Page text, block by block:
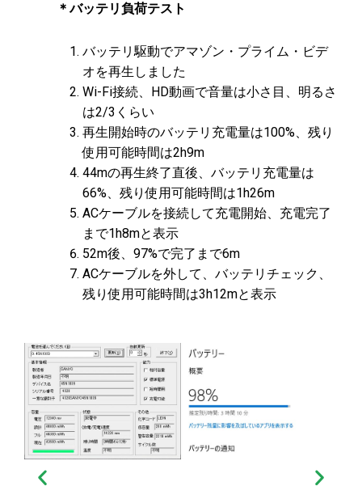
＊バッテリ負荷テスト
バッテリ駆動でアマゾン・プライム・ビデ
オを再生しました
Wi-Fi接続、HD動画で音量は小さ目、明るさ
は2/3くらい
再生開始時のバッテリ充電量は100%、残り
使用可能時間は2h9m
44mの再生終了直後、バッテリ充電量は
66%、残り使用可能時間は1h26m
ACケーブルを接続して充電開始、充電完了
まで1h8mと表示
52m後、97%で完了まで6m
ACケーブルを外して、バッテリチェック、
残り使用可能時間は3h12mと表示